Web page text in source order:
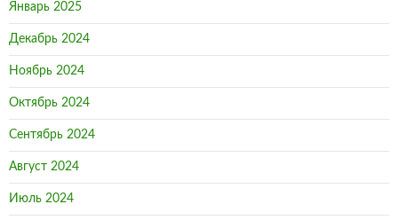
Январь 2025
Декабрь 2024
Ноябрь 2024
Октябрь 2024
Сентябрь 2024
Август 2024
Июль 2024